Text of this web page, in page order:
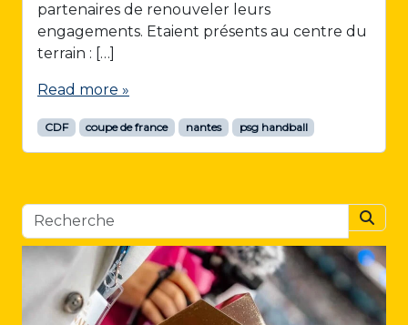
partenaires de renouveler leurs
engagements. Etaient présents au centre du
terrain : […]
Read more »
CDF coupe de france nantes psg handball